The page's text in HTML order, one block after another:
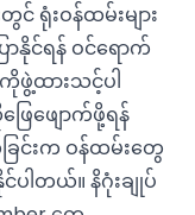
င် ရုံးဝန်ထမ်းများ
ောနိုင်ရန် ဝင်ရောက်
ကိုဖွဲ့ထားသင့်ပါ
ေဖျောက်ဖို့ရန်
ခြင်းက ဝန်ထမ်းတွေ
ပါတယ်။ နိဂုံးချုပ်